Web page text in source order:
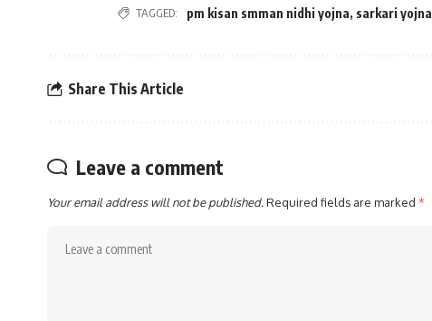
TAGGED: pm kisan smman nidhi yojna, sarkari yojna
Share This Article
Leave a comment
Your email address will not be published.Required fields are marked *